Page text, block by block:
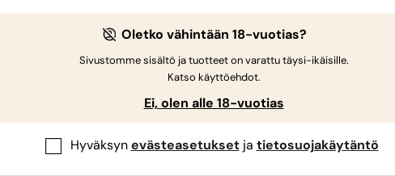
Kytke VENTY päälle pitämällä virtapainiketta painettuna,
Käytä ylös- ja alas-painikkeita ilmavirran ja lämpötilan
päästäksesi eri boost-tiloihin.
Kun istuntosi päättyy, pidä virtapainiketta painettuna
VENTY-kuivayrttivapo: Mitä myyntipakkaus
Oletko vähintään 18-vuotias?
Sivustomme sisältö ja tuotteet on varattu täysi-ikäisille.
Katso käyttöehdot.
Ei, olen alle 18-vuotias
Hyväksynevästeasetuksetja tietosuojakäytäntö